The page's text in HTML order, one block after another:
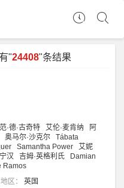
"24408"条结果
·德·古奇特 艾伦·麦肯纳
阿
奥马尔·沙克尔
Tábata
Samantha Power
艾妮
汉 吉姆·英格利氏
Damian
Ramos
地区： 英国